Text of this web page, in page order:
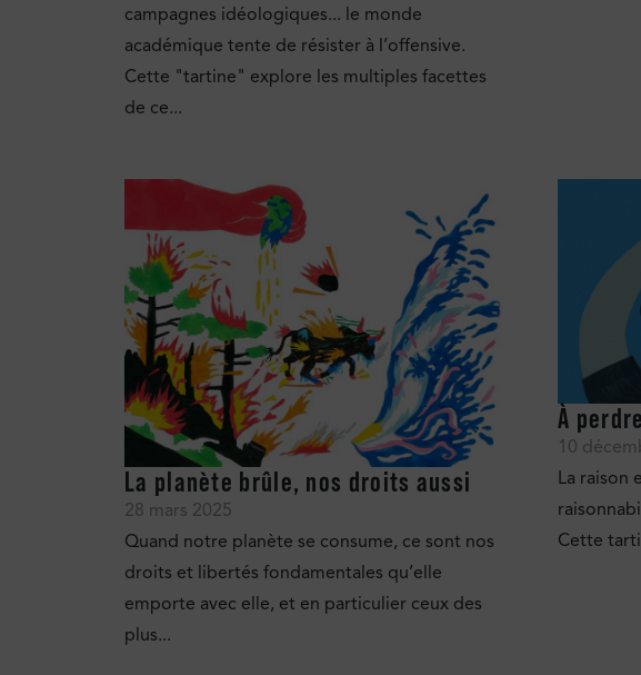
campagnes idéologiques... le monde
académique tente de résister à l’offensive.
Cette "tartine" explore les multiples facettes
de ce...
La planète brûle, nos droits aussi
28 mars 2025
Quand notre planète se consume, ce sont nos
droits et libertés fondamentales qu’elle
emporte avec elle, et en particulier ceux des
plus...
À
10
La raison
Cette